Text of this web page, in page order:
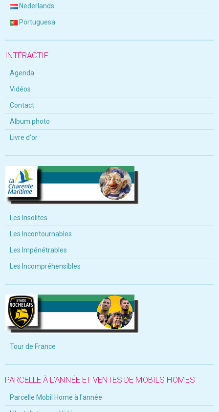
Nederlands
Portuguesa
INTÉRACTIF
Agenda
Vidéos
Contact
Album photo
Livre d'or
Les Insolites
Les Incontournables
Les Impénétrables
Les Incompréhensibles
Tour de France
PARCELLE À L'ANNÉE ET VENTES DE MOBILS HOMES
Parcelle Mobil Home à l'année